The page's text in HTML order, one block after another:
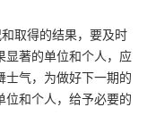
取得的结果，要及时
显著的单位和个人，应
士气，为做好下一期的
位和个人，给予必要的